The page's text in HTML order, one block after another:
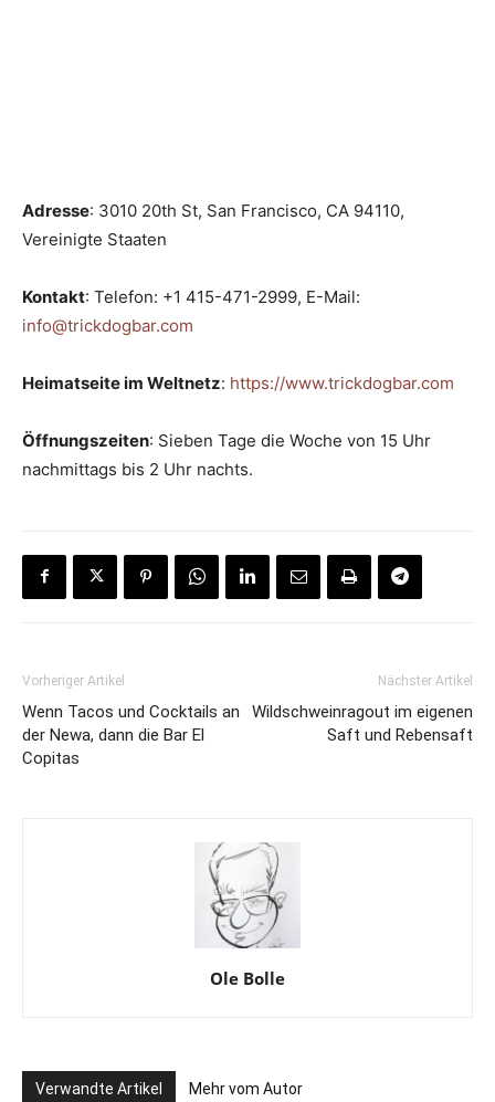
Adresse: 3010 20th St, San Francisco, CA 94110,
Vereinigte Staaten
Kontakt: Telefon: +1 415-471-2999, E-Mail:
info@trickdogbar.com
Heimatseite im Weltnetz: https://www.trickdogbar.com
Öffnungszeiten: Sieben Tage die Woche von 15 Uhr
nachmittags bis 2 Uhr nachts.
Vorheriger Artikel
Wenn Tacos und Cocktails an
der Newa, dann die Bar El
Copitas
Nächster Artikel
Wildschweinragout im eigenen
Saft und Rebensaft
Ole Bolle
Verwandte Artikel Mehr vom Autor